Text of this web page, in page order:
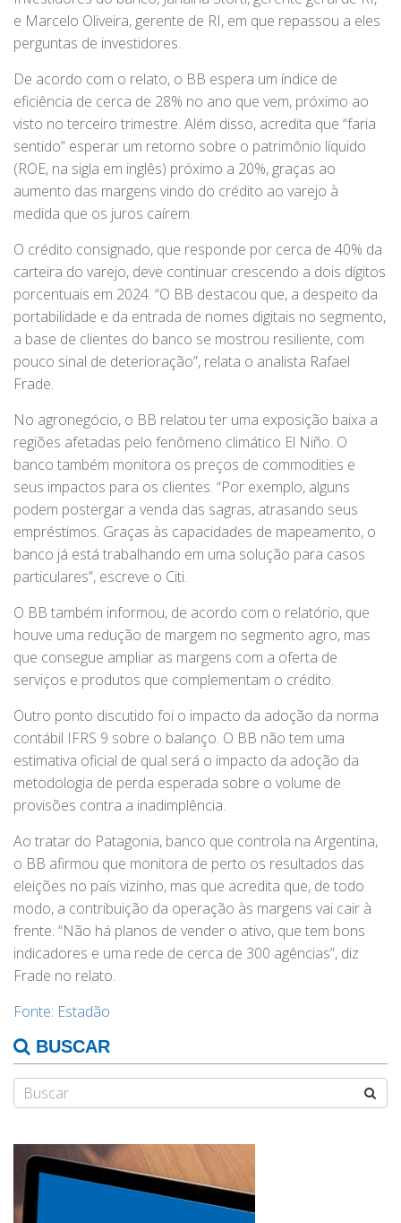
e Marcelo Oliveira, gerente de RI, em que repassou a eles
perguntas de investidores.
De acordo com o relato, o BB espera um índice de
eficiência de cerca de 28% no ano que vem, próximo ao
visto no terceiro trimestre. Além disso, acredita que “faria
sentido” esperar um retorno sobre o patrimônio líquido
(ROE, na sigla em inglês) próximo a 20%, graças ao
aumento das margens vindo do crédito ao varejo à
medida que os juros caírem.
O crédito consignado, que responde por cerca de 40% da
carteira do varejo, deve continuar crescendo a dois dígitos
porcentuais em 2024. “O BB destacou que, a despeito da
portabilidade e da entrada de nomes digitais no segmento,
a base de clientes do banco se mostrou resiliente, com
pouco sinal de deterioração”, relata o analista Rafael
Frade.
No agronegócio, o BB relatou ter uma exposição baixa a
regiões afetadas pelo fenômeno climático El Niño. O
banco também monitora os preços de commodities e
seus impactos para os clientes. “Por exemplo, alguns
podem postergar a venda das sagras, atrasando seus
empréstimos. Graças às capacidades de mapeamento, o
banco já está trabalhando em uma solução para casos
particulares”, escreve o Citi.
O BB também informou, de acordo com o relatório, que
houve uma redução de margem no segmento agro, mas
que consegue ampliar as margens com a oferta de
serviços e produtos que complementam o crédito.
Outro ponto discutido foi o impacto da adoção da norma
contábil IFRS 9 sobre o balanço. O BB não tem uma
estimativa oficial de qual será o impacto da adoção da
metodologia de perda esperada sobre o volume de
provisões contra a inadimplência.
Ao tratar do Patagonia, banco que controla na Argentina,
o BB afirmou que monitora de perto os resultados das
eleições no país vizinho, mas que acredita que, de todo
modo, a contribuição da operação às margens vai cair à
frente. “Não há planos de vender o ativo, que tem bons
indicadores e uma rede de cerca de 300 agências”, diz
Frade no relato.
Fonte: Estadão
BUSCAR